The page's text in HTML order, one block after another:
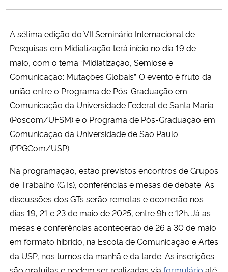
Ministério do Turismo
Ministério do Desenvolvimento Regional
Controladoria-Geral da União
Ministério da Mulher, da Família e dos Direitos Humanos
Secretaria-Geral
Gabinete de Segurança Institucional
Advocacia-Geral da União
Banco Central do Brasil
A sétima edição do VII Seminário Internacional de
Pesquisas em Midiatização terá início no dia 19 de
maio, com o tema “Midiatização, Semiose e
Comunicação: Mutações Globais”. O evento é fruto da
união entre o Programa de Pós-Graduação em
Comunicação da Universidade Federal de Santa Maria
(Poscom/UFSM) e o Programa de Pós-Graduação em
Comunicação da Universidade de São Paulo
(PPGCom/USP).
Na programação, estão previstos encontros de Grupos
de Trabalho (GTs), conferências e mesas de debate. As
discussões dos GTs serão remotas e ocorrerão nos
dias 19, 21 e 23 de maio de 2025, entre 9h e 12h. Já as
mesas e conferências acontecerão de 26 a 30 de maio
em formato híbrido, na Escola de Comunicação e Artes
da USP, nos turnos da manhã e da tarde. As inscrições
são gratuitas e podem ser realizadas via formulário até